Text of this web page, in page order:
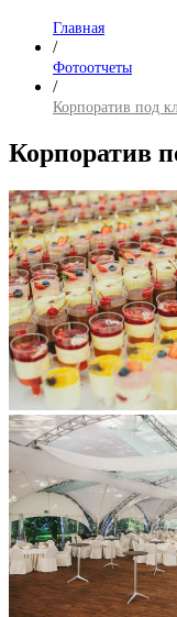
Главная
/
Фотоотчеты
/
Корпоратив под
Корпоратив